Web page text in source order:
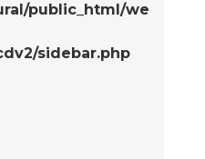
public_html/we
sidebar.php